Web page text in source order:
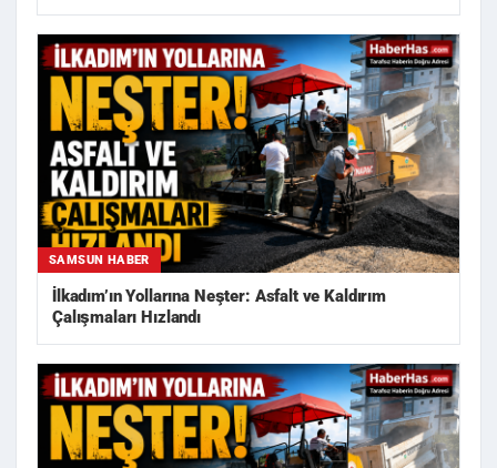
SAMSUN HABER
İlkadım’ın Yollarına Neşter: Asfalt ve Kaldırım
Çalışmaları Hızlandı